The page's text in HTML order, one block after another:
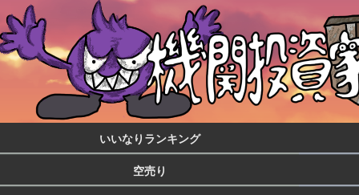
いいなりランキング
空売り